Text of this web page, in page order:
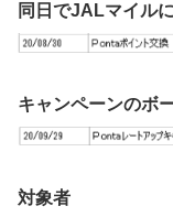
同日でJALマイル
キャンペーンのボ
対象者